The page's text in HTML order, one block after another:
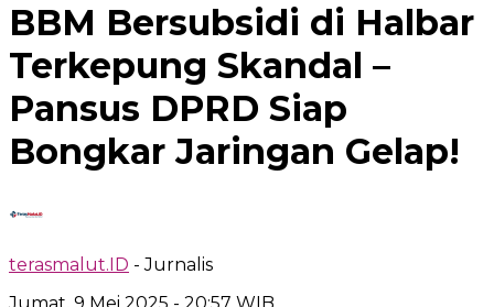
BBM Bersubsidi di Halbar
Terkepung Skandal –
Pansus DPRD Siap
Bongkar Jaringan Gelap!
terasmalut.ID - Jurnalis